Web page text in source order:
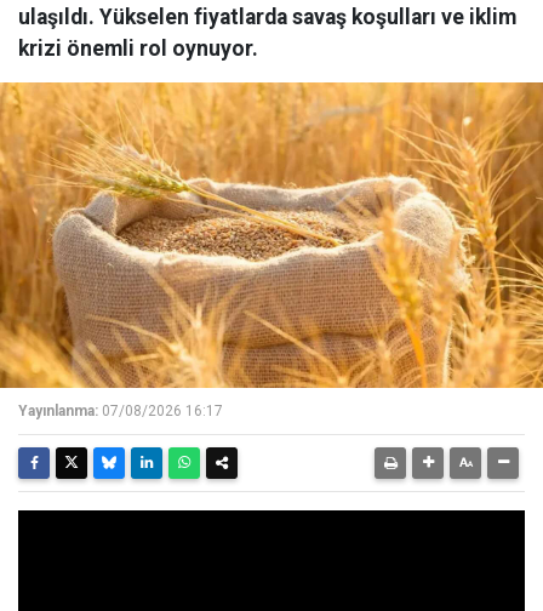
ulaşıldı. Yükselen fiyatlarda savaş koşulları ve iklim
krizi önemli rol oynuyor.
Yayınlanma: 07/08/2026 16:17